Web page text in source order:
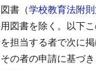
書（学校教育法附
図書を除く。以下
担当する者で次に
の者の申請に基づ